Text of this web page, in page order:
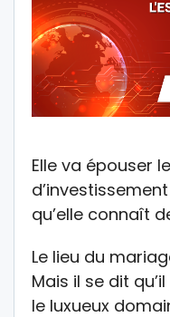
Elle va épouser
qu’elle connaît
Le lieu du
Mais il se dit
le luxueux